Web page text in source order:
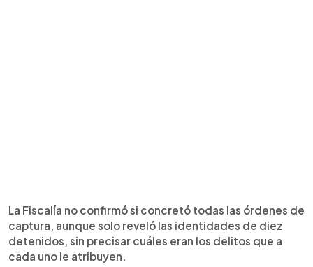
La Fiscalía no confirmó si concretó todas las órdenes de
captura, aunque solo reveló las identidades de diez
detenidos, sin precisar cuáles eran los delitos que a
cada uno le atribuyen.